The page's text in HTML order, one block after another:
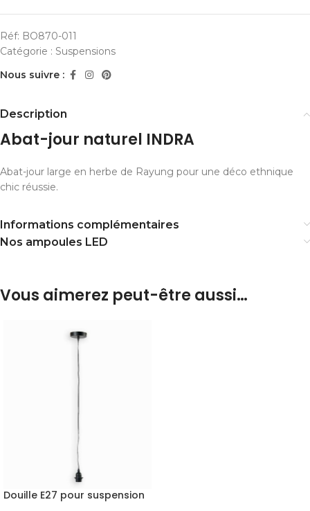
Réf: BO870-011
Catégorie : Suspensions
Nous suivre :
Description
Abat-jour naturel INDRA
Abat-jour large en herbe de Rayung pour une déco ethnique
chic réussie.
Informations complémentaires
Nos ampoules LED
Vous aimerez peut-être aussi…
Douille E27 pour suspension